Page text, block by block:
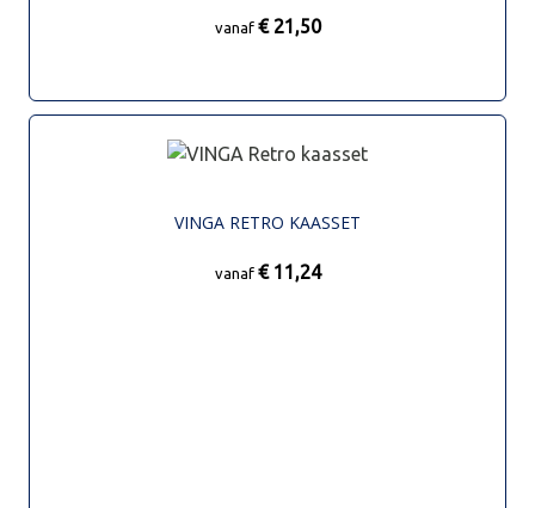
vanaf € 21,50
VINGA RETRO KAASSET
vanaf € 11,24